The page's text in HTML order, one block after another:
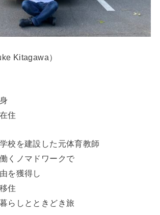
Kitagawa）
住
校を建設した元体育教師
くノマドワークで
を獲得し
住
らしとときどき旅